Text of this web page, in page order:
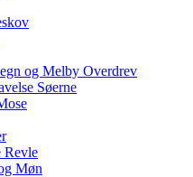
og Melby Overdrev
Søerne
Revle
Møn